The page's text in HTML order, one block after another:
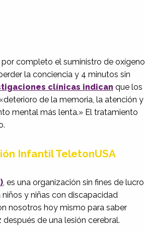
completo el suministro de oxígeno
la conciencia y 4 minutos sin
clínicas indican que los
de la memoria, la atención y
mental más lenta.» El tratamiento
Infantil TeletonUSA
, es una organización sin fines de lucro
y niñas con discapacidad
nosotros hoy mismo para saber
de una lesión cerebral.